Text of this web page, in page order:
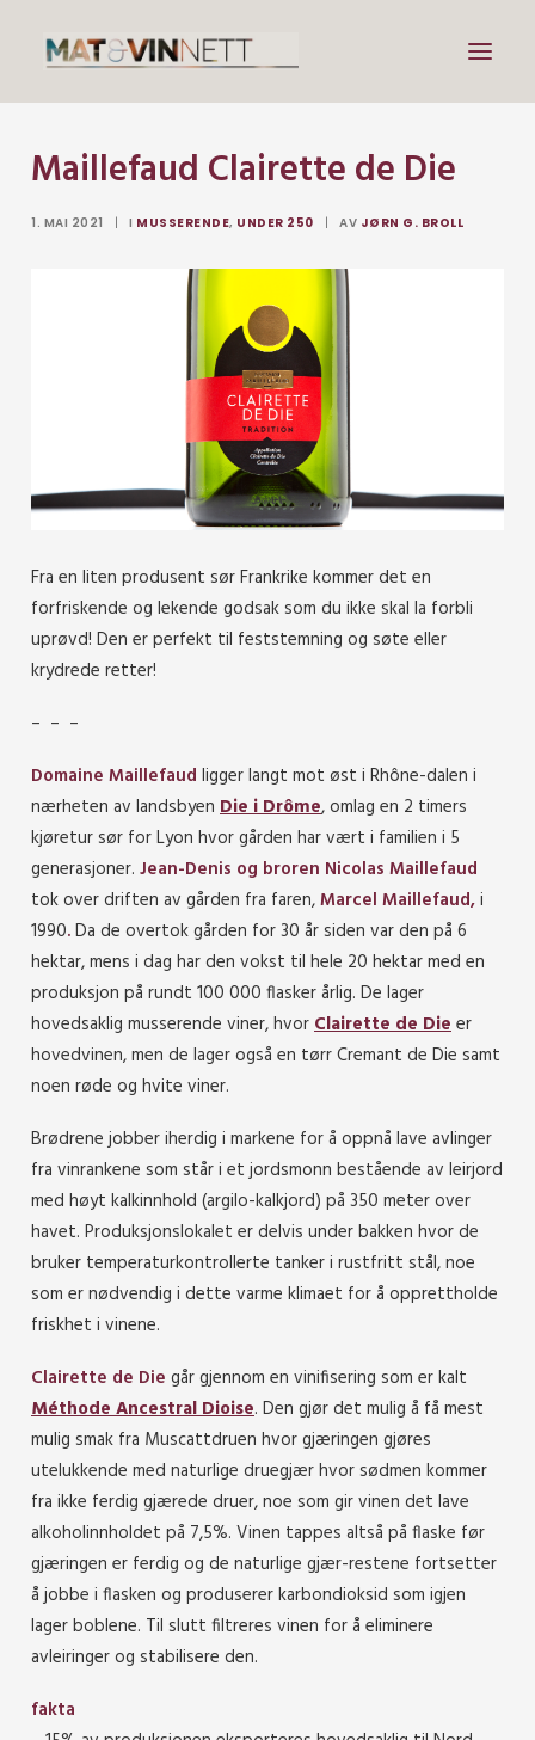
Mat
Maillefaud Clairette de Die
1. MAI 2021 | I MUSSERENDE, UNDER 250 | AV JØRN G. BROLL
Fra en liten produsent sør Frankrike kommer det en
forfriskende og lekende godsak som du ikke skal la forbli
uprøvd! Den er perfekt til feststemning og søte eller
krydrede retter!
– – –
Domaine Maillefaud ligger langt mot øst i Rhône-dalen i
nærheten av landsbyen Die i Drôme, omlag en 2 timers
kjøretur sør for Lyon hvor gården har vært i familien i 5
generasjoner. Jean-Denis og broren Nicolas Maillefaud
tok over driften av gården fra faren,Marcel Maillefaud,i
1990.Da de overtok gården for 30 år siden var den på 6
hektar, mens i dag har den vokst til hele 20 hektar med en
produksjon på rundt 100 000 flasker årlig. De lager
hovedsaklig musserende viner, hvorClairette de Dieer
hovedvinen, men de lager også en tørr Cremant de Die samt
noen røde og hvite viner.
Brødrene jobber iherdig i markene for å oppnå lave avlinger
fra vinrankene som står i et jordsmonn bestående av leirjord
med høyt kalkinnhold (argilo-kalkjord) på 350 meter over
havet. Produksjonslokalet er delvis under bakken hvor de
bruker temperaturkontrollerte tanker i rustfritt stål, noe
som er nødvendig i dette varme klimaet for å opprettholde
friskhet i vinene.
Clairette de Die går gjennom en vinifisering som er kalt
Méthode Ancestral Dioise. Den gjør det mulig å få mest
mulig smak fra Muscattdruen hvor gjæringen gjøres
utelukkende med naturlige druegjær hvor sødmen kommer
fra ikke ferdig gjærede druer, noe som gir vinen det lave
alkoholinnholdet på 7,5%. Vinen tappes altså på flaske før
gjæringen er ferdig og de naturlige gjær-restene fortsetter
å jobbe i flasken og produserer karbondioksid som igjen
lager boblene. Til slutt filtreres vinen for å eliminere
avleiringer og stabilisere den.
fakta